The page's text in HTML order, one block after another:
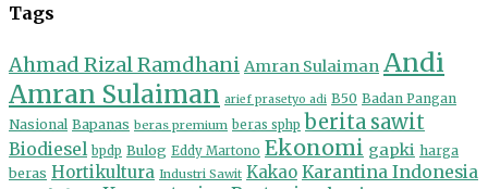
Tags
Ahmad Rizal Ramdhani Amran Sulaiman Andi
Amran Sulaiman arief prasetyo adi B50 Badan Pangan
Nasional Bapanas beras premium beras sphp berita sawit
Biodiesel bpdp Bulog Eddy Martono Ekonomi gapki harga
beras Hortikultura Industri Sawit Kakao Karantina Indonesia